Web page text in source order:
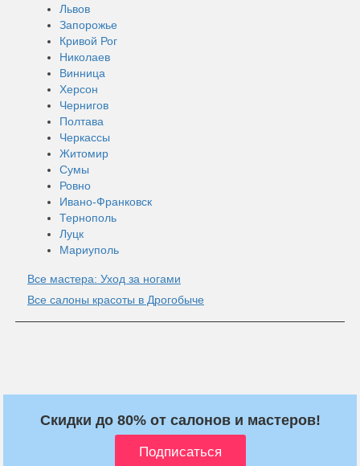
Львов
Запорожье
Кривой Рог
Николаев
Винница
Херсон
Чернигов
Полтава
Черкассы
Житомир
Сумы
Ровно
Ивано-Франковск
Тернополь
Луцк
Мариуполь
Все мастера: Уход за ногами
Все салоны красоты в Дрогобыче
Скидки до 80% от салонов и мастеров!